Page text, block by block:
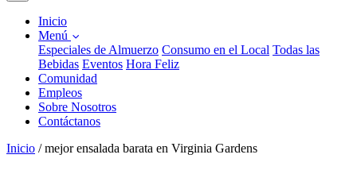
Inicio
Menú
Especiales de Almuerzo Consumo en el Local Todas las
Bebidas Eventos Hora Feliz
Comunidad
Empleos
Sobre Nosotros
Contáctanos
Inicio / mejor ensalada barata en Virginia Gardens